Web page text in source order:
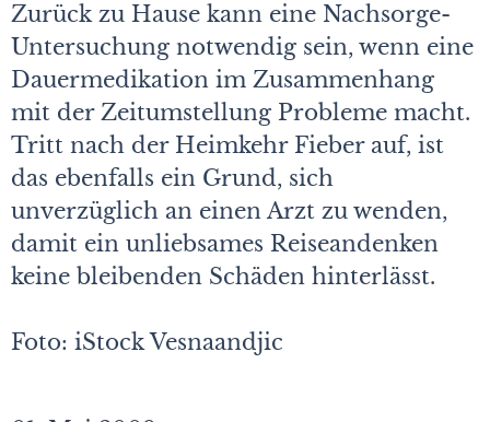
Zurück zu Hause kann eine Nachsorge-
Untersuchung notwendig sein, wenn eine
Dauermedikation im Zusammenhang
mit der Zeitumstellung Probleme macht.
Tritt nach der Heimkehr Fieber auf, ist
das ebenfalls ein Grund, sich
unverzüglich an einen Arzt zu wenden,
damit ein unliebsames Reiseandenken
keine bleibenden Schäden hinterlässt.
Foto: iStock Vesnaandjic